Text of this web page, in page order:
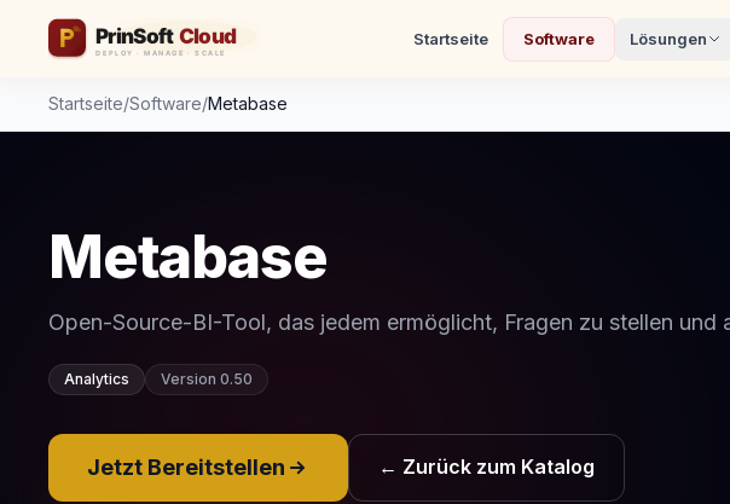
Startseite Software Lösungen
Startseite/Software/Metabase
Metabase
Open-Source-BI-Tool, das jedem ermöglicht, Fragen zu stellen und
Analytics Version 0.50
Jetzt Bereitstellen ← Zurück zum Katalog